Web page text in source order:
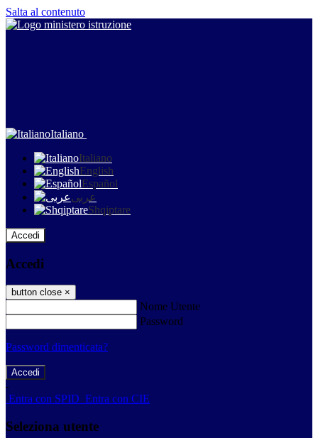
Salta al contenuto
Italiano
Italiano
English
Español
عربى
Shqiptare
Accedi
Accedi
button close ×
Nome Utente
Password
Password dimenticata?
-
Entra con SPID Entra con CIE
Seleziona utente